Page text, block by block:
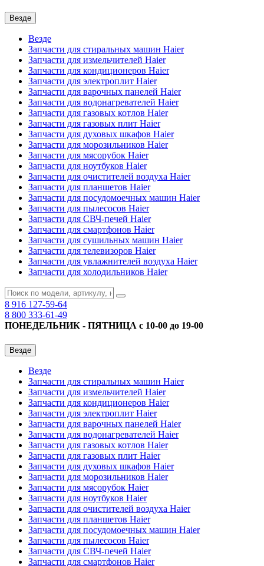
Везде
Везде
Запчасти для стиральных машин Haier
Запчасти для измельчителей Haier
Запчасти для кондиционеров Haier
Запчасти для электроплит Haier
Запчасти для варочных панелей Haier
Запчасти для водонагревателей Haier
Запчасти для газовых котлов Haier
Запчасти для газовых плит Haier
Запчасти для духовых шкафов Haier
Запчасти для морозильников Haier
Запчасти для мясорубок Haier
Запчасти для ноутбуков Haier
Запчасти для очистителей воздуха Haier
Запчасти для планшетов Haier
Запчасти для посудомоечных машин Haier
Запчасти для пылесосов Haier
Запчасти для СВЧ-печей Haier
Запчасти для смартфонов Haier
Запчасти для сушильных машин Haier
Запчасти для телевизоров Haier
Запчасти для увлажнителей воздуха Haier
Запчасти для холодильников Haier
8 916 127-59-64
8 800 333-61-49
ПОНЕДЕЛЬНИК - ПЯТНИЦА с 10-00 до 19-00
Везде
Везде
Запчасти для стиральных машин Haier
Запчасти для измельчителей Haier
Запчасти для кондиционеров Haier
Запчасти для электроплит Haier
Запчасти для варочных панелей Haier
Запчасти для водонагревателей Haier
Запчасти для газовых котлов Haier
Запчасти для газовых плит Haier
Запчасти для духовых шкафов Haier
Запчасти для морозильников Haier
Запчасти для мясорубок Haier
Запчасти для ноутбуков Haier
Запчасти для очистителей воздуха Haier
Запчасти для планшетов Haier
Запчасти для посудомоечных машин Haier
Запчасти для пылесосов Haier
Запчасти для СВЧ-печей Haier
Запчасти для смартфонов Haier